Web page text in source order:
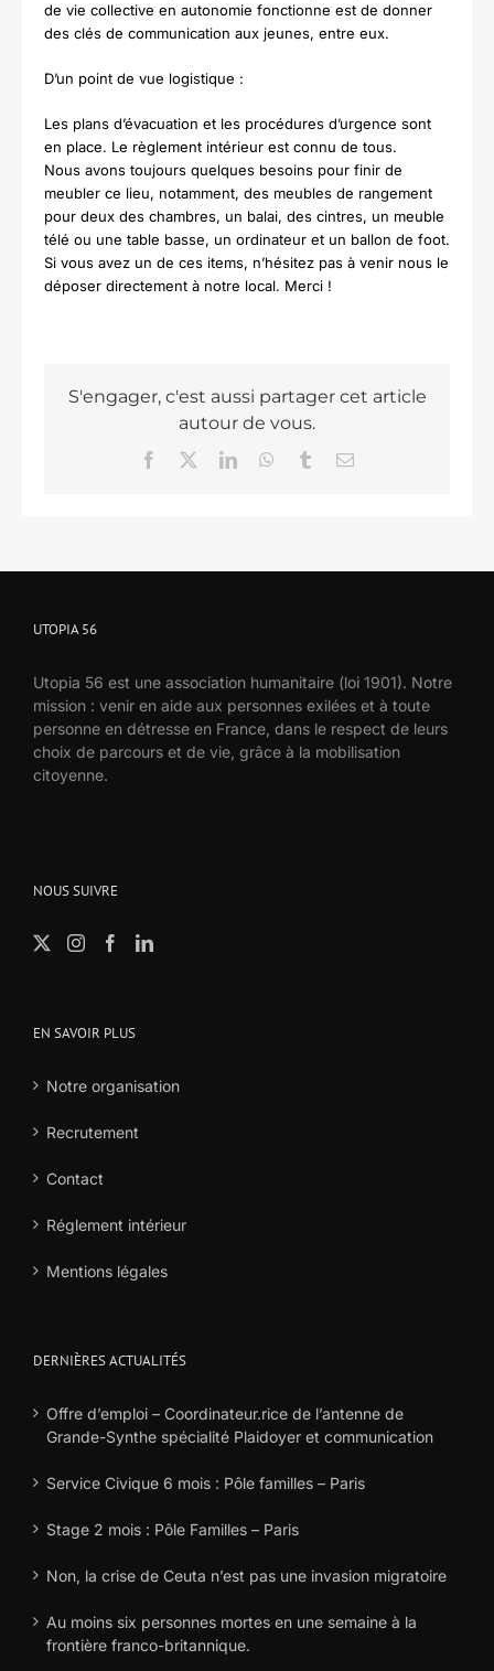
de vie collective en autonomie fonctionne est de donner
des clés de communication aux jeunes, entre eux.
D’un point de vue logistique :
Les plans d’évacuation et les procédures d’urgence sont
en place. Le règlement intérieur est connu de tous.
Nous avons toujours quelques besoins pour finir de
meubler ce lieu, notamment, des meubles de rangement
pour deux des chambres, un balai, des cintres, un meuble
télé ou une table basse, un ordinateur et un ballon de foot.
Si vous avez un de ces items, n’hésitez pas à venir nous le
déposer directement à notre local. Merci !
S'engager, c'est aussi partager cet article
autour de vous.
Facebook LinkedInWhatsAppTumblrEmail
UTOPIA 56
Utopia 56 est une association humanitaire (loi 1901). Notre
mission : venir en aide aux personnes exilées et à toute
personne en détresse en France, dans le respect de leurs
choix de parcours et de vie, grâce à la mobilisation
citoyenne.
NOUS SUIVRE
EN SAVOIR PLUS
Notre organisation
Recrutement
Contact
Réglement intérieur
Mentions légales
DERNIÈRES ACTUALITÉS
Offre d’emploi – Coordinateur.rice de l’antenne de
Grande-Synthe spécialité Plaidoyer et communication
Service Civique 6 mois : Pôle familles – Paris
Stage 2 mois : Pôle Familles – Paris
Non, la crise de Ceuta n’est pas une invasion migratoire
Au moins six personnes mortes en une semaine à la
frontière franco-britannique.